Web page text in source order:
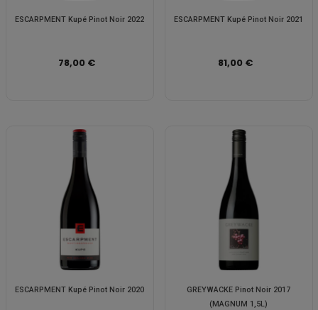
ESCARPMENT Kupé Pinot Noir 2022
78,00 €
ESCARPMENT Kupé Pinot Noir 2021
81,00 €
ESCARPMENT Kupé Pinot Noir 2020
GREYWACKE Pinot Noir 2017
(MAGNUM 1,5L)